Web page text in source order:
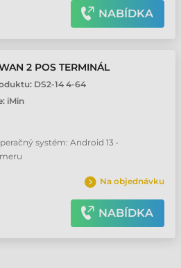
NABÍDKA
2 POS TERMINÁL
DS2-14 4-64
iMin
systém: Android 13 •
Na objednávku
NABÍDKA